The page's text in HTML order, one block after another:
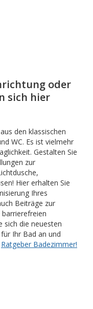
oder
sich hier
den klassischen
WC. Es ist vielmehr
Gestalten Sie
zur
Hier erhalten Sie
Ihres
Beiträge zur
sich die neuesten
Ihr Bad an und
Ratgeber Badezimmer!